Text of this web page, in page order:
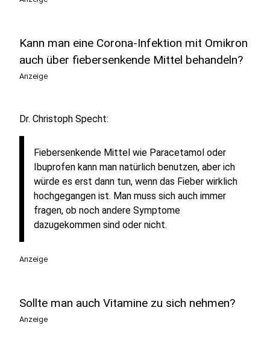
Kann man eine Corona-Infektion mit Omikron
auch über fiebersenkende Mittel behandeln?
Anzeige
Dr. Christoph Specht:
Fiebersenkende Mittel wie Paracetamol oder
Ibuprofen kann man natürlich benutzen, aber ich
würde es erst dann tun, wenn das Fieber wirklich
hochgegangen ist. Man muss sich auch immer
fragen, ob noch andere Symptome
dazugekommen sind oder nicht.
Anzeige
Sollte man auch Vitamine zu sich nehmen?
Anzeige